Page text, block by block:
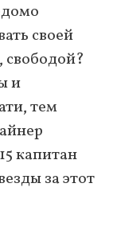
своей
и
тем
капитан
за этот